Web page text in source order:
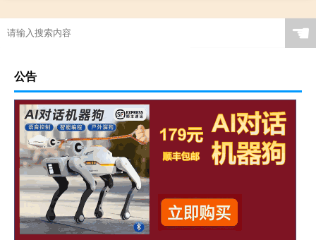
☚
公告